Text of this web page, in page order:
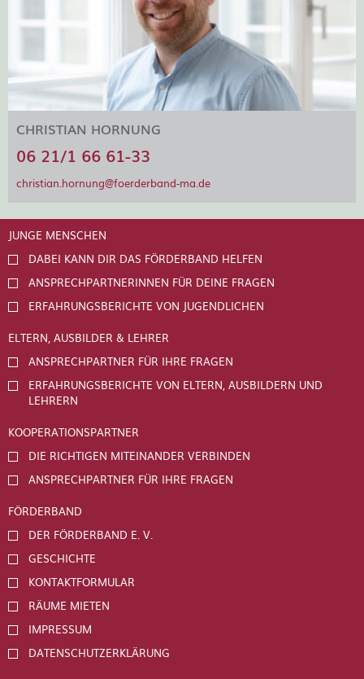
CHRISTIAN HORNUNG
06 21/1 66 61-33
christian.hornung@foerderband-ma.de
JUNGE MENSCHEN
DABEI KANN DIR DAS FÖRDERBAND HELFEN
ANSPRECHPARTNERINNEN FÜR DEINE FRAGEN
ERFAHRUNGSBERICHTE VON JUGENDLICHEN
ELTERN, AUSBILDER & LEHRER
ANSPRECHPARTNER FÜR IHRE FRAGEN
ERFAHRUNGSBERICHTE VON ELTERN, AUSBILDERN UND
LEHRERN
KOOPERATIONSPARTNER
DIE RICHTIGEN MITEINANDER VERBINDEN
ANSPRECHPARTNER FÜR IHRE FRAGEN
FÖRDERBAND
DER FÖRDERBAND E. V.
GESCHICHTE
KONTAKTFORMULAR
RÄUME MIETEN
IMPRESSUM
DATENSCHUTZERKLÄRUNG